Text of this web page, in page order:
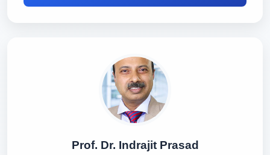
Prof. Dr. Indrajit Prasad